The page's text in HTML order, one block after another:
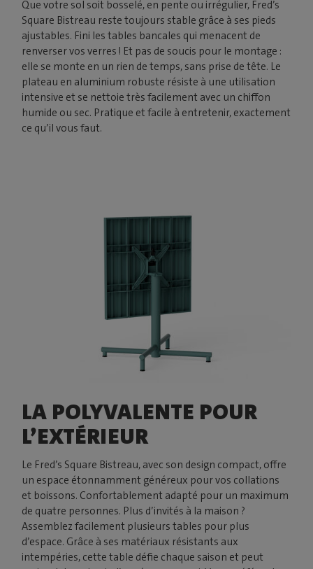
Que votre sol soit bosselé, en pente ou irrégulier, Fred’s
Square Bistreau reste toujours stable grâce à ses pieds
ajustables. Fini les tables bancales qui menacent de
renverser vos verres ! Et pas de soucis pour le montage :
elle se monte en un rien de temps, sans prise de tête. Le
plateau en aluminium robuste résiste à une utilisation
intensive et se nettoie très facilement avec un chiffon
humide ou sec. Pratique et facile à entretenir, exactement
ce qu’il vous faut.
LA POLYVALENTE POUR
L’EXTÉRIEUR
Le Fred’s Square Bistreau, avec son design compact, offre
un espace étonnamment généreux pour vos collations
et boissons. Confortablement adapté pour un maximum
de quatre personnes. Plus d’invités à la maison ?
Assemblez facilement plusieurs tables pour plus
d’espace. Grâce à ses matériaux résistants aux
intempéries, cette table défie chaque saison et peut